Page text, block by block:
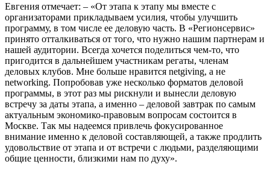
Евгения отмечает: – «От этапа к этапу мы вместе с
организаторами прикладываем усилия, чтобы улучшить
программу, в том числе ее деловую часть. В «Регионсервис»
принято отталкиваться от того, что нужно нашим партнерам и
нашей аудитории. Всегда хочется поделиться чем-то, что
пригодится в дальнейшем участникам регаты, членам
деловых клубов. Мне больше нравится netgiving, а не
networking. Попробовав уже несколько форматов деловой
программы, в этот раз мы рискнули и вынесли деловую
встречу за даты этапа, а именно – деловой завтрак по самым
актуальным экономико-правовым вопросам состоится в
Москве. Так мы надеемся привлечь фокусированное
внимание именно к деловой составляющей, а также продлить
удовольствие от этапа и от встречи с людьми, разделяющими
общие ценности, близкими нам по духу».